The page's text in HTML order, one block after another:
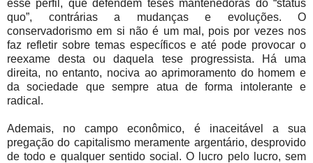
esse perfil, que defendem teses mantenedoras do “status
quo”, contrárias a mudanças e evoluções. O
conservadorismo em si não é um mal, pois por vezes nos
faz refletir sobre temas específicos e até pode provocar o
reexame desta ou daquela tese progressista. Há uma
direita, no entanto, nociva ao aprimoramento do homem e
da sociedade que sempre atua de forma intolerante e
radical.
Ademais, no campo econômico, é inaceitável a sua
pregação do capitalismo meramente argentário, desprovido
de todo e qualquer sentido social. O lucro pelo lucro, sem